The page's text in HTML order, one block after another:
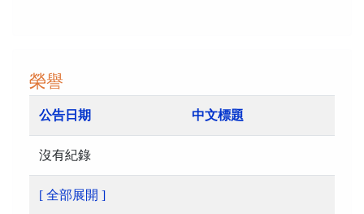
榮譽
公告日期 中文標題
沒有紀錄
[ 全部展開 ]